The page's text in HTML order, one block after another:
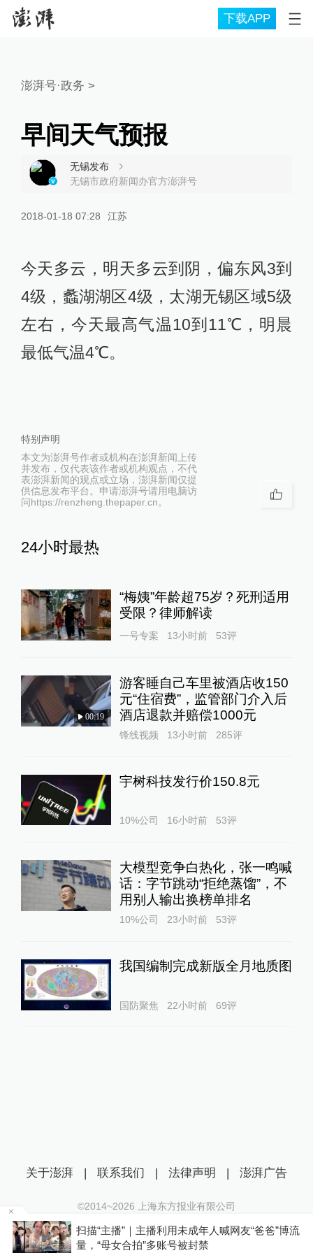
下载APP
澎湃号·政务 >
早间天气预报
无锡发布
无锡市政府新闻办官方澎湃号
2018-01-18 07:28 江苏
今天多云，明天多云到阴，偏东风3到
4级，蠡湖湖区4级，太湖无锡区域5级
左右，今天最高气温10到11℃，明晨
最低气温4℃。
特别声明
本文为澎湃号作者或机构在澎湃新闻上传
并发布，仅代表该作者或机构观点，不代
表澎湃新闻的观点或立场，澎湃新闻仅提
供信息发布平台。申请澎湃号请用电脑访
问https://renzheng.thepaper.cn。
24小时最热
“梅姨”年龄超75岁？死刑适用
受限？律师解读
一号专案 13小时前 53评
00:19
游客睡自己车里被酒店收150
元“住宿费”，监管部门介入后
酒店退款并赔偿1000元
锋线视频 13小时前 285评
宇树科技发行价150.8元
10%公司 16小时前 53评
大模型竞争白热化，张一鸣喊
话：字节跳动“拒绝蒸馏”，不
用别人输出换榜单排名
10%公司 23小时前 53评
我国编制完成新版全月地质图
国防聚焦 22小时前 69评
扫描“主播”｜主播利用未成年人喊网友“爸爸”博流
量，“母女合拍”多账号被封禁
关于澎湃 | 联系我们 | 法律声明 | 澎湃广告
©2014~2026 上海东方报业有限公司
沪ICP证：沪B2-20170116 | 沪ICP备14003370号
互联网新闻信息服务许可证：31120170006